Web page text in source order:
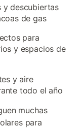
y descubiertas
de gas
para
y espacios de
y aire
todo el año
muchas
para